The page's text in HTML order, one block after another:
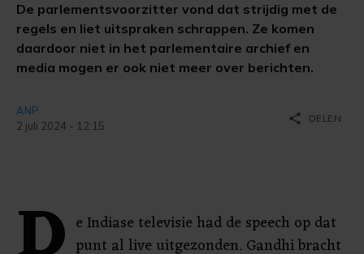
De parlementsvoorzitter vond dat strijdig met de
regels en liet uitspraken schrappen. Ze komen
daardoor niet in het parlementaire archief en
media mogen er ook niet meer over berichten.
ANP
2 juli 2024 - 12:15
share DELEN
e Indiase televisie had de speech op dat
punt al live uitgezonden. Gandhi bracht